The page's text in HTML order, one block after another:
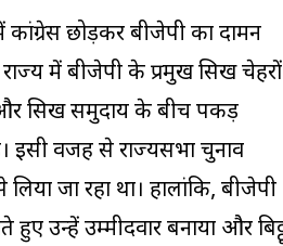
कांग्रेस छोड़कर बीजेपी का दामन
राज्य में बीजेपी के प्रमुख सिख चेहरों
और सिख समुदाय के बीच पकड़
इसी वजह से राज्यसभा चुनाव
जा रहा था। हालांकि, बीजेपी
उन्हें उम्मीदवार बनाया और